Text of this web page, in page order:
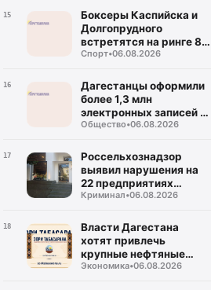
15
Боксеры Каспийска и
Долгопрудного
встретятся на ринге 8
августа
Спорт•06.08.2026
16
Дагестанцы оформили
более 1,3 млн
электронных записей к
врачу с начала года
Общество•06.08.2026
17
Россельхознадзор
выявил нарушения на
22 предприятиях
общепита в Махачкале
Криминал•06.08.2026
18
Власти Дагестана
хотят привлечь
крупные нефтяные
компании на топливный
Экономика•06.08.2026